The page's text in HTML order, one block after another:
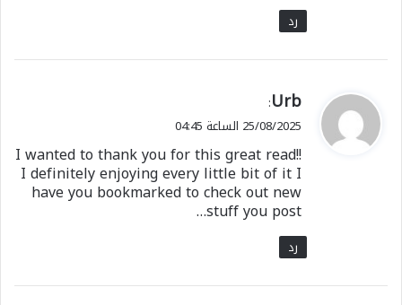
رد
ي
ق
ل
Urb
:
25/08/2025 الساعة 04:45
I wanted to thank you for this great read!!
I definitely enjoying every little bit of it I
have you bookmarked to check out new
stuff you post…
رد